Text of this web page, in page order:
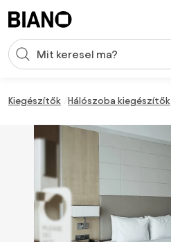
Keresési bevitel
Kiegészítők Hálószoba kiegészítők